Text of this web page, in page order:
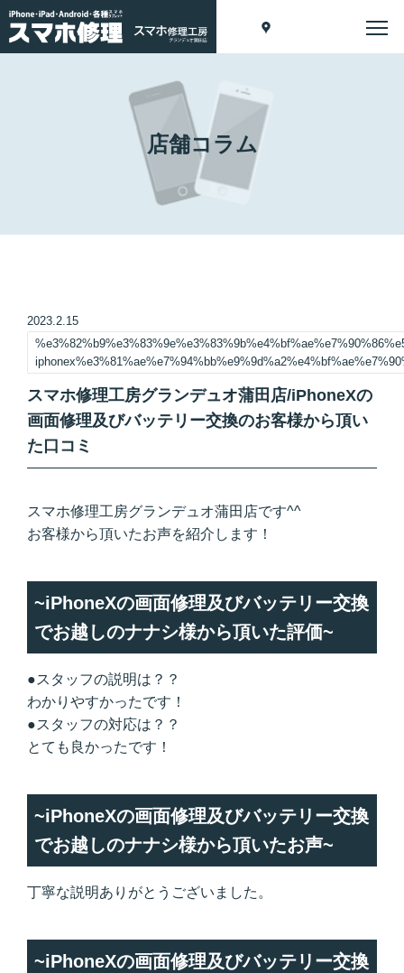
店舗コラム
2023.2.15
スマホ修理工房グランデュオ蒲田店/iPhoneXの
画面修理及びバッテリー交換のお客様から頂い
た口コミ
スマホ修理工房グランデュオ蒲田店です^^
お客様から頂いたお声を紹介します！
~iPhoneXの画面修理及びバッテリー交換
でお越しのナナシ様から頂いた評価~
●スタッフの説明は？？
わかりやすかったです！
●スタッフの対応は？？
とても良かったです！
~iPhoneXの画面修理及びバッテリー交換
でお越しのナナシ様から頂いたお声~
丁寧な説明ありがとうございました。
~iPhoneXの画面修理及びバッテリー交換